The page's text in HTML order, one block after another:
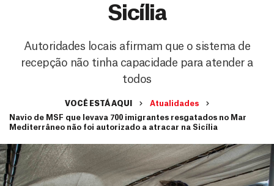
Sicília
Autoridades locais afirmam que o sistema de
recepção não tinha capacidade para atender a
todos
VOCÊ ESTÁ AQUI
Atualidades
Navio de MSF que levava 700 imigrantes resgatados no Mar
Mediterrâneo não foi autorizado a atracar na Sicília